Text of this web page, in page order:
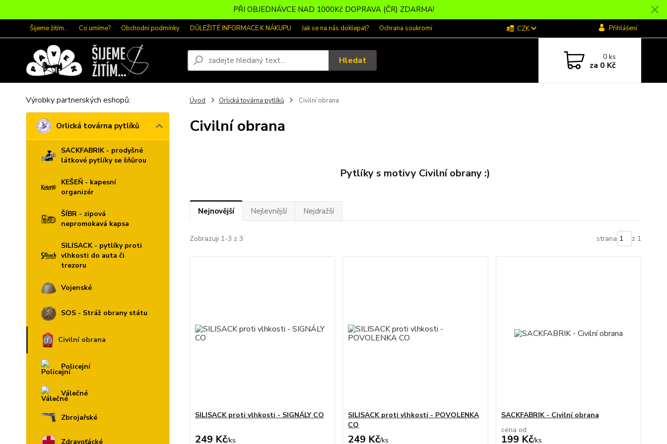
PŘI OBJEDNÁVCE NAD 1000Kč DOPRAVA (ČR) ZDARMA!
Šijeme žitím... Co umíme? Obchodní podmínky DŮLEŽITÉ INFORMACE K NÁKUPU Jak se na nás doklepat? Ochrana soukromí CZK Přihlášení
Hledat 0ks
za 0 Kč
Výrobky partnerských eshopů:
Orlická továrna pytlíků
SACKFABRIK - prodyšné
látkové pytlíky se šňůrou
KEŠEŇ - kapesní
organizér
ŠÍBR - zipová
nepromokavá kapsa
SILISACK - pytlíky proti
vlhkosti do auta či
trezoru
Vojenské
SOS - Stráž obrany státu
Civilní obrana
Policejní
Válečné
Zbrojařské
Zdravoťácké
Úvod Orlická továrna pytlíků Civilní obrana
Civilní obrana
Pytlíky s motivy Civilní obrany :)
Nejnovější Nejlevnější Nejdražší
Zobrazuji 1-3 z 3 strana z 1
SILISACK proti vlhkosti - SIGNÁLY CO
249 Kč/ks
SILISACK proti vlhkosti - POVOLENKA
CO
249 Kč/ks
SACKFABRIK - Civilní obrana
cena od
199 Kč/ks